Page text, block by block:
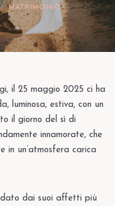
MATRIMONIO
il 25 maggio 2025 ci ha
luminosa, estiva, con un
il giorno del sì di
innamorate, che
in un’atmosfera carica
dai suoi affetti più